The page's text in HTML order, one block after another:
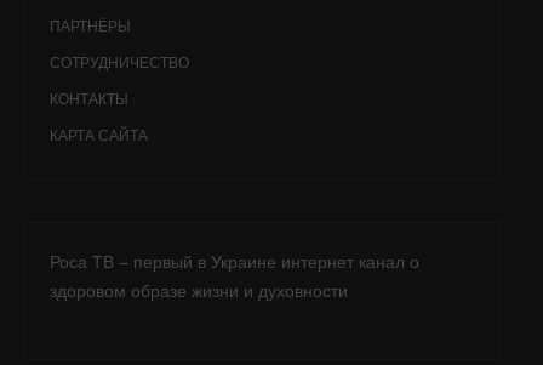
ПАРТНЁРЫ
СОТРУДНИЧЕСТВО
КОНТАКТЫ
КАРТА САЙТА
Роса ТВ – первый в Украине интернет канал о
здоровом образе жизни и духовности